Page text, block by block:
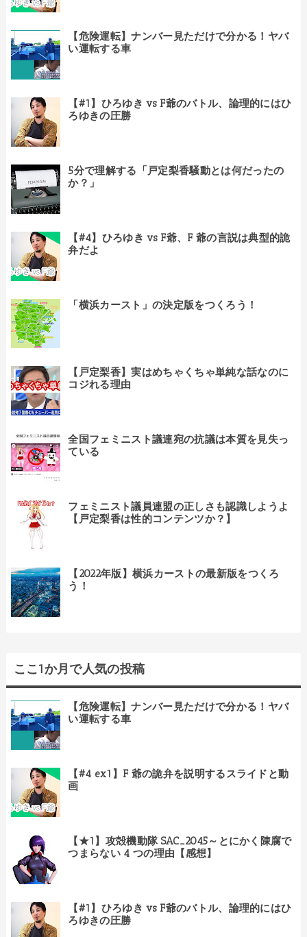
【危険運転】ナンバー見ただけで分かる！ヤバ
い運転する車
【#1】ひろゆき vs F爺のバトル、論理的にはひ
ろゆきの圧勝
5分で理解する「戸定梨香騒動とは何だったの
か？」
【#4】ひろゆき vs F爺、F 爺の言説は典型的詭
弁だよ
「横浜カースト」の決定版をつくろう！
【戸定梨香】実はめちゃくちゃ単純な話なのに
コジれる理由
全国フェミニスト議連宛の抗議は本質を見失っ
ている
フェミニスト議員連盟の正しさも認識しようよ
【戸定梨香は性的コンテンツか？】
【2022年版】横浜カーストの最新版をつくろ
う！
ここ1か月で人気の投稿
【危険運転】ナンバー見ただけで分かる！ヤバ
い運転する車
【#4 ex1】F 爺の詭弁を説明するスライドと動
画
【★1】攻殻機動隊 SAC_2045～とにかく陳腐で
つまらない 4 つの理由【感想】
【#1】ひろゆき vs F爺のバトル、論理的にはひ
ろゆきの圧勝